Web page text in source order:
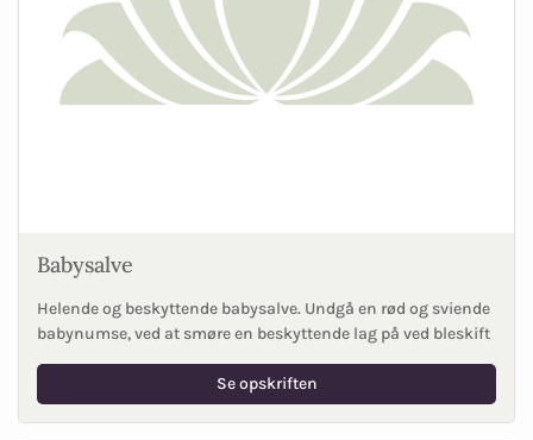
Babysalve
Helende og beskyttende babysalve. Undgå en rød og sviende
babynumse, ved at smøre en beskyttende lag på ved bleskift
Se opskriften